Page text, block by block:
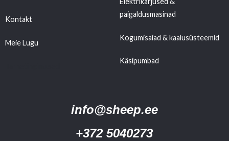
Kontakt
Meie Lugu
paigaldusmasinad
Kogumisaiad & kaalusüsteemid
Käsipumbad
info@sheep.ee
+372 5040273